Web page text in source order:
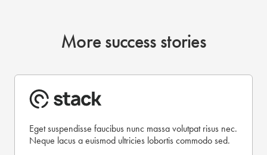
More success stories
Eget suspendisse faucibus nunc massa volutpat risus nec.
Neque lacus a euismod ultricies lobortis commodo sed.